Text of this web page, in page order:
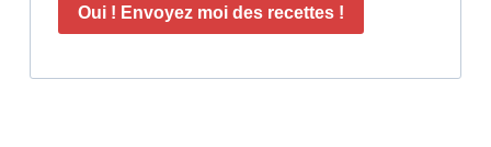
Oui ! Envoyez moi des recettes !